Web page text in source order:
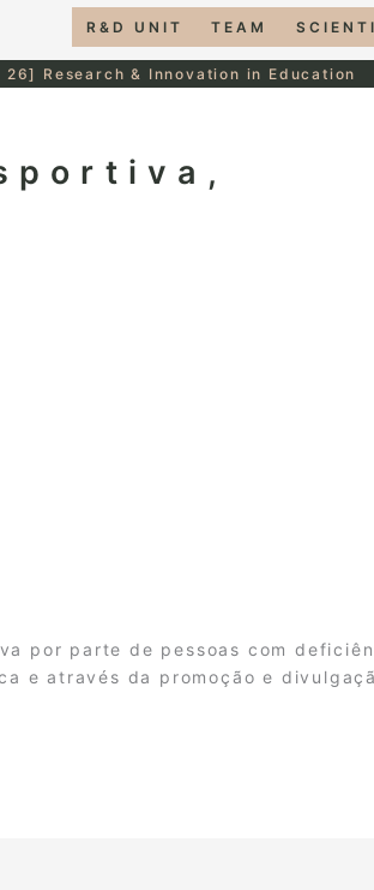
R&D UNIT TEAM
26] Research & Innovation in Education
por parte de pessoas com
e através da promoção e